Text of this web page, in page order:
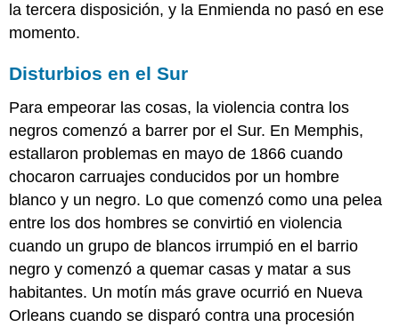
la tercera disposición, y la Enmienda no pasó en ese
momento.
Disturbios en el Sur
Para empeorar las cosas, la violencia contra los
negros comenzó a barrer por el Sur. En Memphis,
estallaron problemas en mayo de 1866 cuando
chocaron carruajes conducidos por un hombre
blanco y un negro. Lo que comenzó como una pelea
entre los dos hombres se convirtió en violencia
cuando un grupo de blancos irrumpió en el barrio
negro y comenzó a quemar casas y matar a sus
habitantes. Un motín más grave ocurrió en Nueva
Orleans cuando se disparó contra una procesión